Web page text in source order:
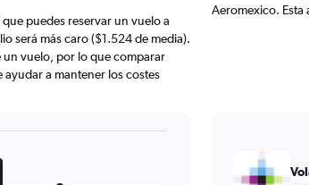
puedes reservar un vuelo a
será más caro ($1.524 de media).
un vuelo, por lo que comparar
a mantener los costes
Aeromexico. Esta